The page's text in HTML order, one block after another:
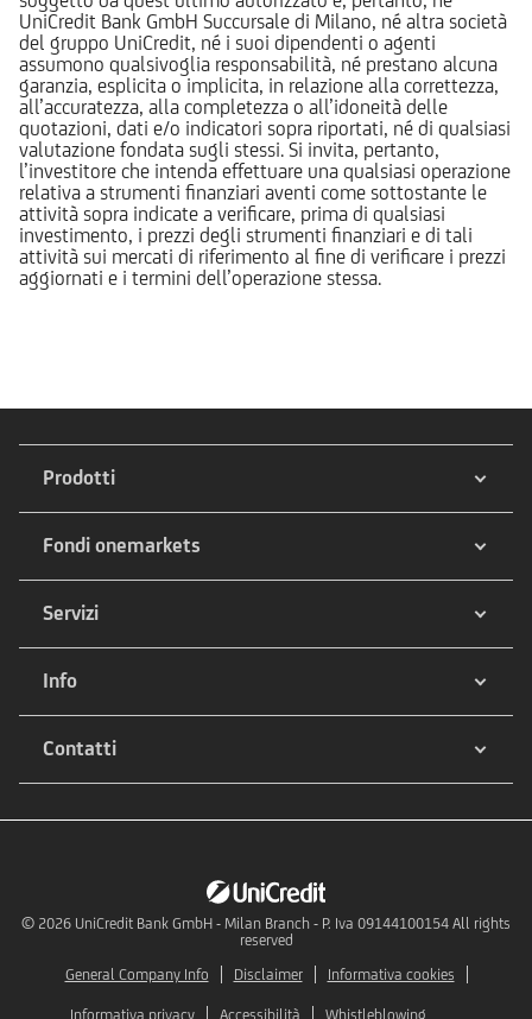
UniCredit Bank GmbH Succursale di Milano, né altra società
del gruppo UniCredit, né i suoi dipendenti o agenti
assumono qualsivoglia responsabilità, né prestano alcuna
garanzia, esplicita o implicita, in relazione alla correttezza,
all’accuratezza, alla completezza o all’idoneità delle
quotazioni, dati e/o indicatori sopra riportati, né di qualsiasi
valutazione fondata sugli stessi. Si invita, pertanto,
l’investitore che intenda effettuare una qualsiasi operazione
relativa a strumenti finanziari aventi come sottostante le
attività sopra indicate a verificare, prima di qualsiasi
investimento, i prezzi degli strumenti finanziari e di tali
attività sui mercati di riferimento al fine di verificare i prezzi
aggiornati e i termini dell’operazione stessa.
Prodotti
Fondi onemarkets
Servizi
Info
Contatti
© 2026 UniCredit Bank GmbH - Milan Branch - P. Iva 09144100154 All rights
reserved
General Company Info
Disclaimer Informativa cookies
Informativa privacy Accessibilità Whistleblowing